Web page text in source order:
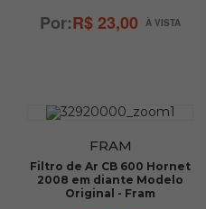
R$ 23,00
FRAM
Filtro de Ar CB 600 Hornet
2008 em diante Modelo
Original - Fram